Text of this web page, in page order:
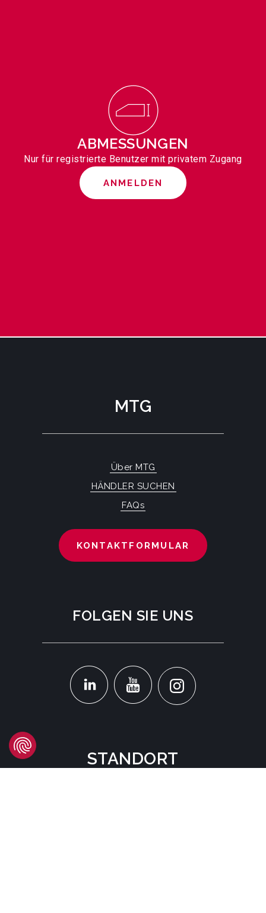
ABMESSUNGEN
Nur für registrierte Benutzer mit privatem Zugang
ANMELDEN
STANDORT
MTG
Über MTG
HÄNDLER SUCHEN
FAQs
KONTAKTFORMULAR
FOLGEN SIE UNS